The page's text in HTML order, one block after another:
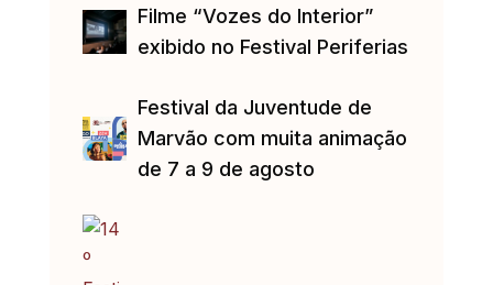
Filme “Vozes do Interior”
exibido no Festival Periferias
Festival da Juventude de
Marvão com muita animação
de 7 a 9 de agosto